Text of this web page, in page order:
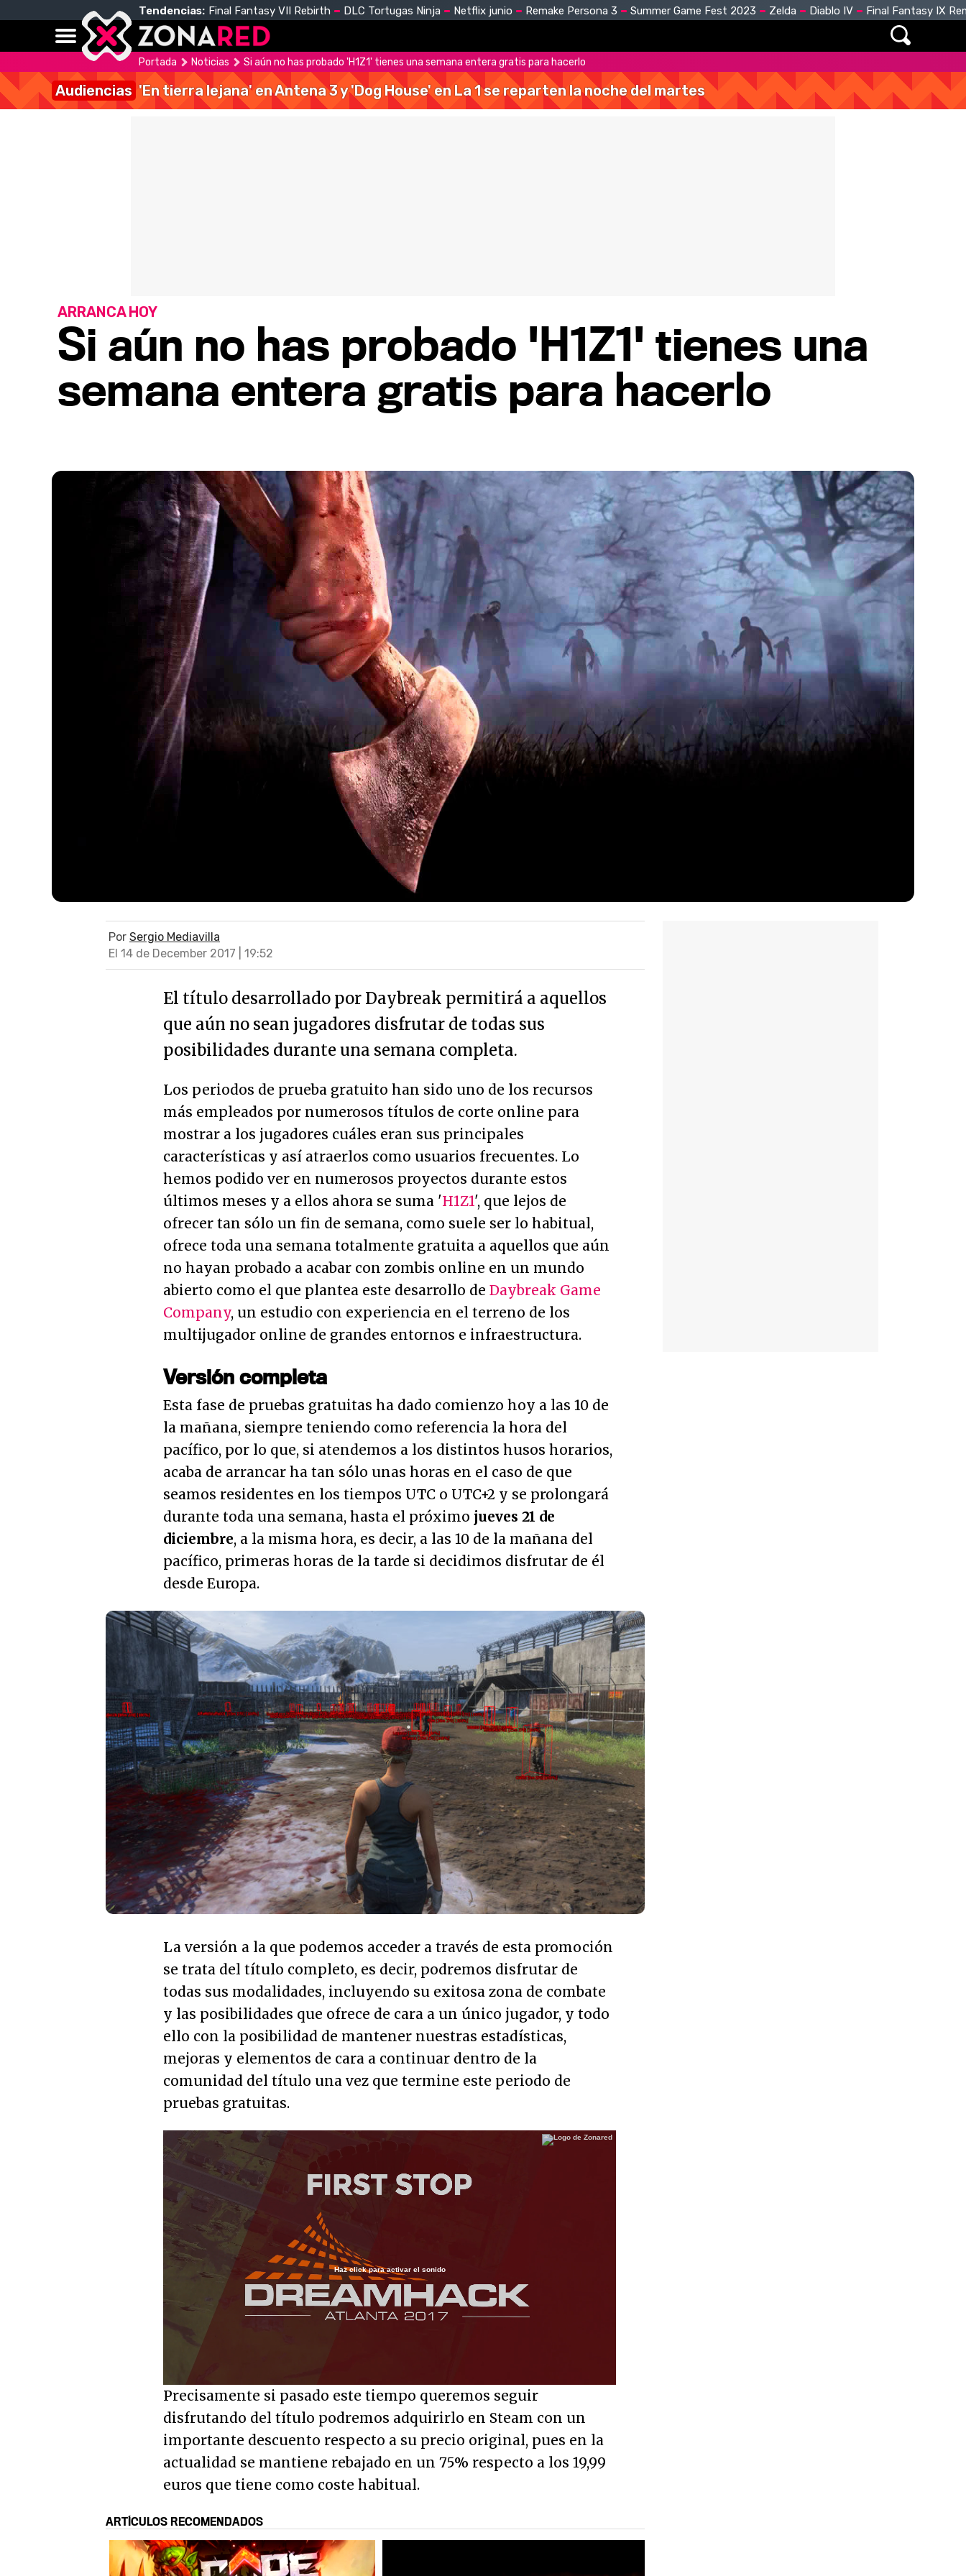
Tendencias: Final Fantasy VII Rebirth DLC Tortugas Ninja Netflix junio Remake Persona 3 Summer Game Fest 2023 Zelda Diablo IV Final Fantasy IX
Portada Noticias Si aún no has probado 'H1Z1' tienes una semana entera gratis para hacerlo
Audiencias 'En tierra lejana' en Antena 3 y 'Dog House' en La 1 se reparten la noche del martes
Si aún no has probado 'H1Z1' tienes una
semana entera gratis para hacerlo
ARRANCA HOY
Por Sergio Mediavilla
El 14 de December 2017 | 19:52
El título desarrollado por Daybreak permitirá a aquellos
que aún no sean jugadores disfrutar de todas sus
posibilidades durante una semana completa.
Los periodos de prueba gratuito han sido uno de los recursos
más empleados por numerosos títulos de corte online para
mostrar a los jugadores cuáles eran sus principales
características y así atraerlos como usuarios frecuentes. Lo
hemos podido ver en numerosos proyectos durante estos
últimos meses y a ellos ahora se suma 'H1Z1', que lejos de
ofrecer tan sólo un fin de semana, como suele ser lo habitual,
ofrece toda una semana totalmente gratuita a aquellos que aún
no hayan probado a acabar con zombis online en un mundo
abierto como el que plantea este desarrollo de Daybreak Game
Company, un estudio con experiencia en el terreno de los
multijugador online de grandes entornos e infraestructura.
Versión completa
Esta fase de pruebas gratuitas ha dado comienzo hoy a las 10 de
la mañana, siempre teniendo como referencia la hora del
pacífico, por lo que, si atendemos a los distintos husos horarios,
acaba de arrancar ha tan sólo unas horas en el caso de que
seamos residentes en los tiempos UTC o UTC+2 y se prolongará
durante toda una semana, hasta el próximo jueves 21 de
diciembre, a la misma hora, es decir, a las 10 de la mañana del
pacífico, primeras horas de la tarde si decidimos disfrutar de él
desde Europa.
La versión a la que podemos acceder a través de esta promoción
se trata del título completo, es decir, podremos disfrutar de
todas sus modalidades, incluyendo su exitosa zona de combate
y las posibilidades que ofrece de cara a un único jugador, y todo
ello con la posibilidad de mantener nuestras estadísticas,
mejoras y elementos de cara a continuar dentro de la
comunidad del título una vez que termine este periodo de
pruebas gratuitas.
Haz click para activar el sonido
Precisamente si pasado este tiempo queremos seguir
disfrutando del título podremos adquirirlo en Steam con un
importante descuento respecto a su precio original, pues en la
actualidad se mantiene rebajado en un 75% respecto a los 19,99
euros que tiene como coste habitual.
ARTÍCULOS RECOMENDADOS